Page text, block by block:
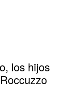
los hijos